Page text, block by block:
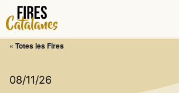
« Totes les Fires
08/11/26